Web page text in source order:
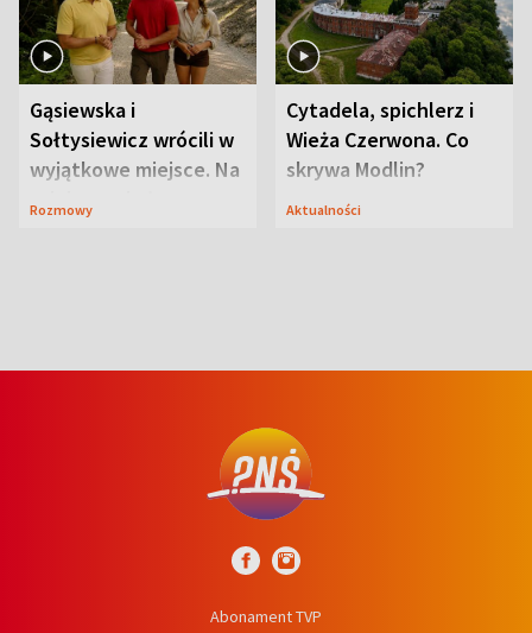
Gąsiewska i
Sołtysiewicz wrócili w
wyjątkowe miejsce. Na
szlaku czekał
Rozmowy
Cytadela, spichlerz i
Wieża Czerwona. Co
skrywa Modlin?
Aktualności
Abonament TVP